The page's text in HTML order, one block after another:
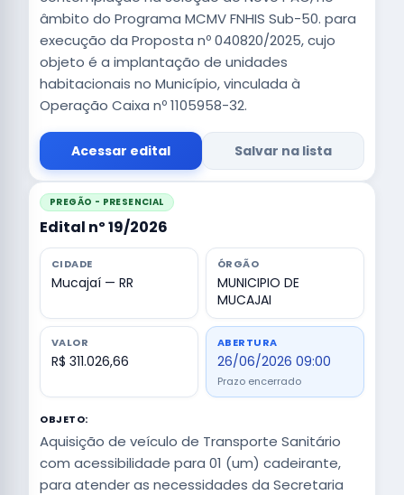
âmbito do Programa MCMV FNHIS Sub-50. para
execução da Proposta nº 040820/2025, cujo
objeto é a implantação de unidades
habitacionais no Município, vinculada à
Operação Caixa nº 1105958-32.
Acessar edital Salvar na lista
PREGÃO - PRESENCIAL
Edital nº 19/2026
CIDADE
Mucajaí — RR
ÓRGÃO
MUNICIPIO DE
MUCAJAI
VALOR
R$ 311.026,66
ABERTURA
26/06/2026 09:00
Prazo encerrado
OBJETO:
Aquisição de veículo de Transporte Sanitário
com acessibilidade para 01 (um) cadeirante,
para atender as necessidades da Secretaria